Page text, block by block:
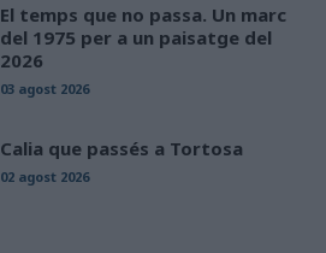
El temps que no passa. Un marc
del 1975 per a un paisatge del
2026
03 agost 2026
Calia que passés a Tortosa
02 agost 2026